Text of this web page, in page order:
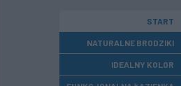
START
NATURALNE BRODZIKI
IDEALNY KOLOR